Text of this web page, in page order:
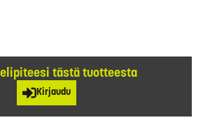
tästä tuotteesta
Kirjaudu